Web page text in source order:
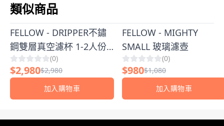
類似商品
FELLOW - DRIPPER不鏽
鋼雙層真空濾杯 1-2人份
濾杯旅行組
(0)
$2,980$2,980
加入購物車
FELLOW - MIGHTY
SMALL 玻璃濾壺
(0)
$980$1,080
加入購物車